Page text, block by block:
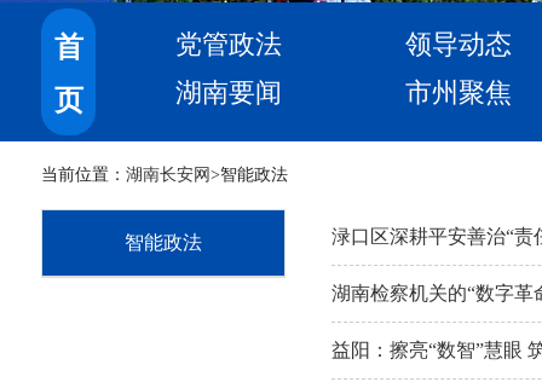
首
页
党管政法
领导动态
湖南要闻
市州聚焦
当前位置： 湖南长安网 >智能政法
智能政法 渌口区深耕平安善治“责
湖南检察机关的“数字革
益阳：擦亮“数智”慧眼